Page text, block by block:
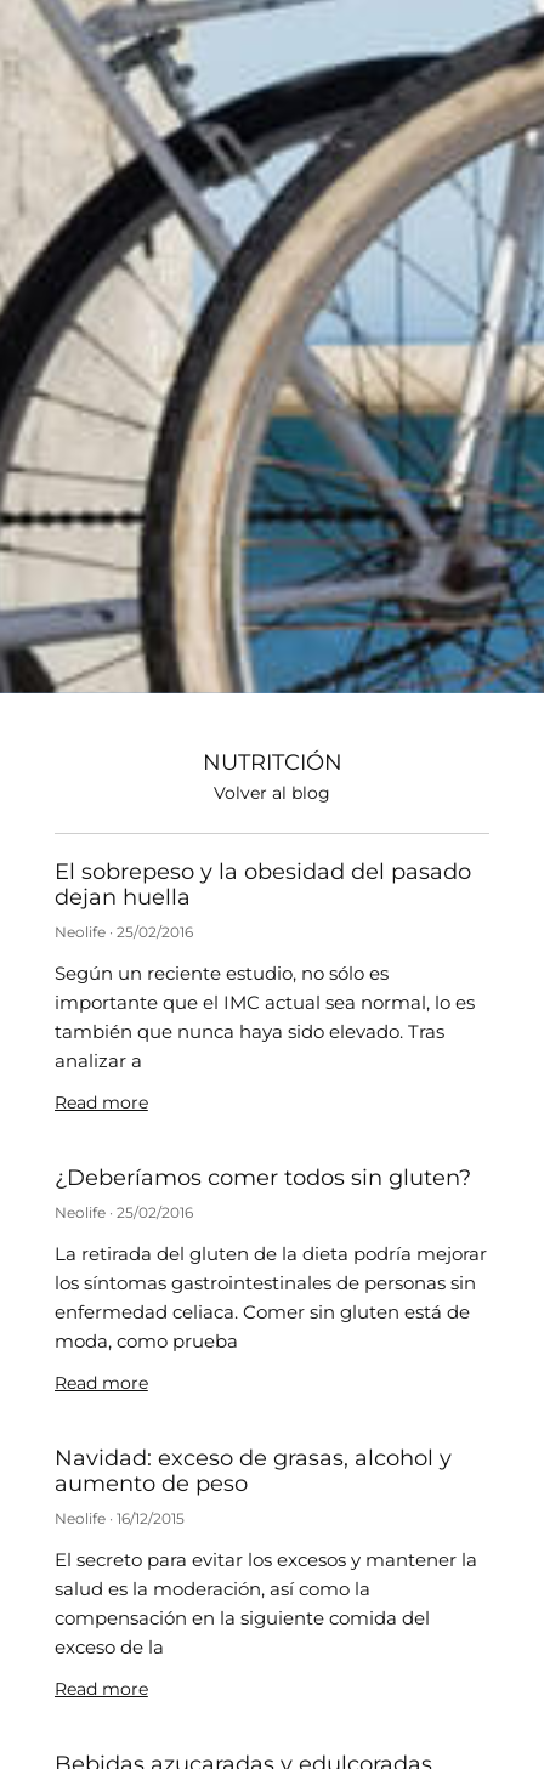
NUTRITCIÓN
Volver al blog
El sobrepeso y la obesidad del pasado
dejan huella
Neolife 25/02/2016
Según un reciente estudio, no sólo es
importante que el IMC actual sea normal, lo es
también que nunca haya sido elevado. Tras
analizar a
Read more
¿Deberíamos comer todos sin gluten?
Neolife 25/02/2016
La retirada del gluten de la dieta podría mejorar
los síntomas gastrointestinales de personas sin
enfermedad celiaca. Comer sin gluten está de
moda, como prueba
Read more
Navidad: exceso de grasas, alcohol y
aumento de peso
Neolife 16/12/2015
El secreto para evitar los excesos y mantener la
salud es la moderación, así como la
compensación en la siguiente comida del
exceso de la
Read more